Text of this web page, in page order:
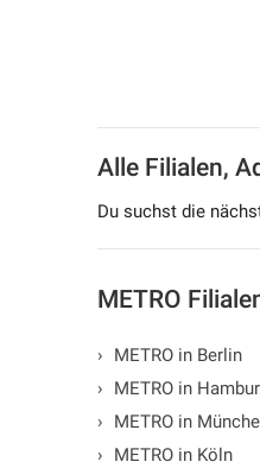
Alle Filialen,
Du suchst die
METRO
›
METRO in Berlin
›
METRO in
›
METRO in
›
METRO in Köln